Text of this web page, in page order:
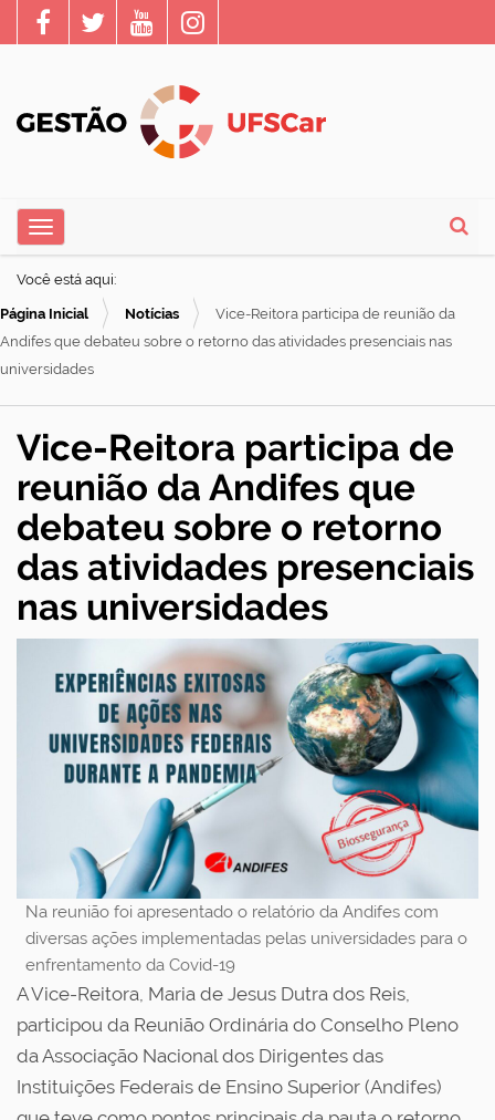
Busca
e
g
a
ç
Toggle navigation
Você está aqui:
Página Inicial Notícias
Vice-Reitora participa de reunião da
Andifes que debateu sobre o retorno das atividades presenciais nas
universidades
Vice-Reitora participa de
reunião da Andifes que
debateu sobre o retorno
das atividades presenciais
nas universidades
Na reunião foi apresentado o relatório da Andifes com
diversas ações implementadas pelas universidades para o
enfrentamento da Covid-19
A Vice-Reitora, Maria de Jesus Dutra dos Reis,
participou da Reunião Ordinária do Conselho Pleno
da Associação Nacional dos Dirigentes das
Instituições Federais de Ensino Superior (Andifes)